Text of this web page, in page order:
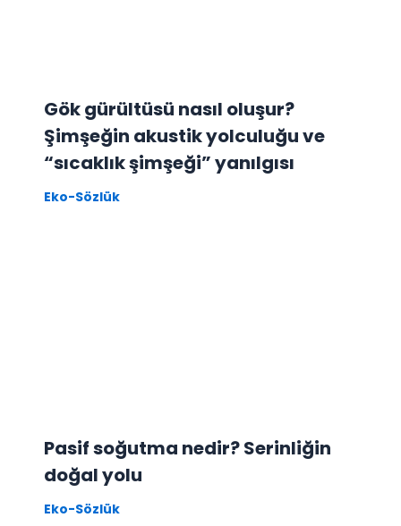
Gök gürültüsü nasıl oluşur?
Şimşeğin akustik yolculuğu ve
“sıcaklık şimşeği” yanılgısı
Eko-Sözlük
Pasif soğutma nedir? Serinliğin
doğal yolu
Eko-Sözlük